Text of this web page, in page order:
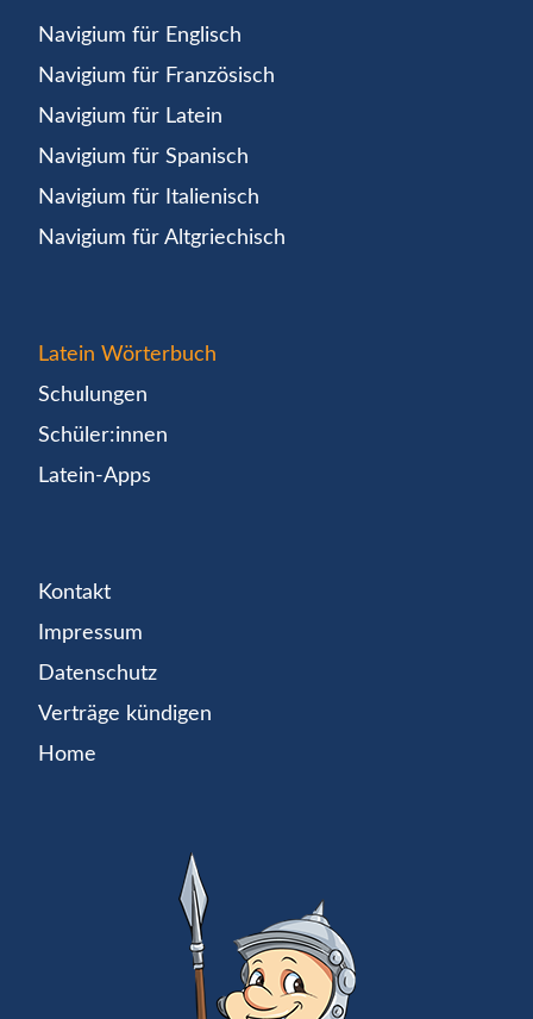
Navigium für Englisch
Navigium für Französisch
Navigium für Latein
Navigium für Spanisch
Navigium für Italienisch
Navigium für Altgriechisch
Latein Wörterbuch
Schulungen
Schüler:innen
Latein-Apps
Kontakt
Impressum
Datenschutz
Verträge kündigen
Home